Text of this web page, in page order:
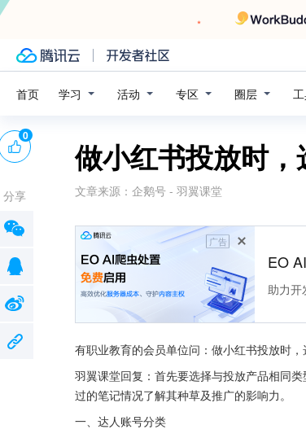
首页 学习 活动 专区 圈层
做小红书投放时
文章来源： 企鹅号 - 羽翼课堂
广告
EO
助力开
有职业教育的会员单位问：做小红书投放时
羽翼课堂回复：首先要选择与投放产品相同
过的笔记情况了解其种草及推广的影响力。
一、达人账号分类
0
分享